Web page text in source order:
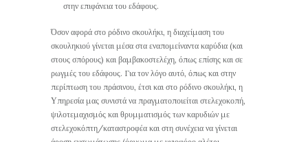
στην επιφάνεια του εδάφους.
Όσον αφορά στο ρόδινο σκουλήκι, η διαχείμαση του
σκουληκιού γίνεται μέσα στα εναπομείναντα καρύδια (και
στους σπόρους) και βαμβακοστελέχη, όπως επίσης και σε
ρωγμές του εδάφους. Για τον λόγο αυτό, όπως και στην
περίπτωση του πράσινου, έτσι και στο ρόδινο σκουλήκι, η
Υπηρεσία μας συνιστά να πραγματοποιείται στελεχοκοπή,
ψιλοτεμαχισμός και θρυμματισμός των καρυδιών με
στελεχοκόπτη/καταστροφέα και στη συνέχεια να γίνεται